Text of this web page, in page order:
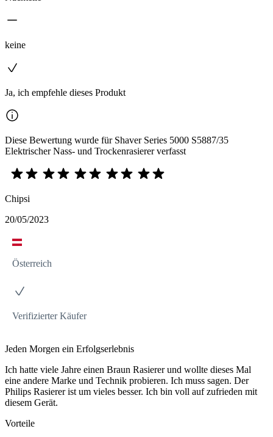
keine
Ja, ich empfehle dieses Produkt
Diese Bewertung wurde für Shaver Series 5000 S5887/35
Elektrischer Nass- und Trockenrasierer verfasst
Chipsi
20/05/2023
Österreich
Verifizierter Käufer
Jeden Morgen ein Erfolgserlebnis
Ich hatte viele Jahre einen Braun Rasierer und wollte dieses Mal
eine andere Marke und Technik probieren. Ich muss sagen. Der
Philips Rasierer ist um vieles besser. Ich bin voll auf zufrieden mit
diesem Gerät.
Vorteile